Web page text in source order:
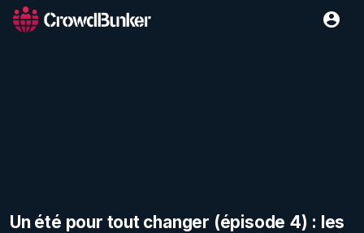
Un été pour tout changer (épisode 4) : les